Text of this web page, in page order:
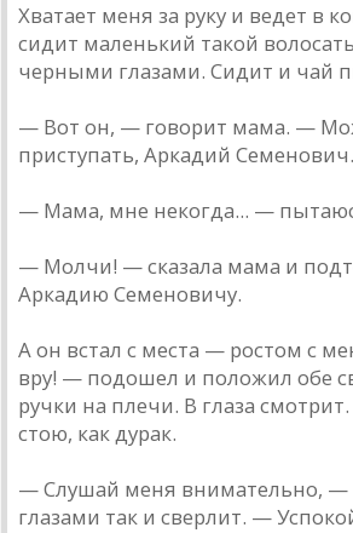
Хватает меня за руку и ведет в
сидит маленький такой
черными глазами. Сидит и чай
— Вот он, — говорит мама. —
приступать, Аркадий Семенович.
— Мама, мне некогда... —
— Молчи! — сказала мама и
Аркадию Семеновичу.
А он встал с места — ростом с
вру! — подошел и положил обе
ручки на плечи. В глаза
стою, как дурак.
— Слушай меня внимательно, —
глазами так и сверлит. —